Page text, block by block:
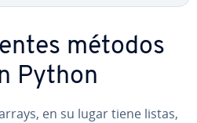
métodos
Python
en su lugar tiene listas,